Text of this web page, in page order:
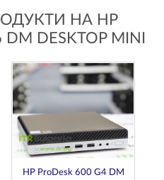
НА HP
DM DESKTOP MINI
HP ProDesk 600 G4 DM